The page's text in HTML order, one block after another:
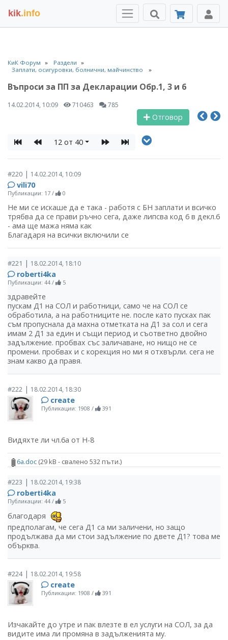
kik.info
КиК Форум
Раздели
Заплати, осигуровки, болнични, майчинство
Въпроси за ПП за Декларации Обр.1, 3 и 6
14.02.2014, 10:09 710463 785
Отговор
12 от 40
#220 | 14.02.2014, 10:09
vili70
Публикации: 17 / 0
Не ми се искаше да е така - работя с БН заплати и всичко
трябва да се прави ръчно сега, даже липсва код 6 в декл.6
- ама ще мажа няма как
Благадаря на всички включили се
#221 | 18.02.2014, 18:10
roberti4ka
Публикации: 44 / 5
здравейте
пускам Д1 на СОЛ и работници, само че на СОЛ се
обработила, а на работниците не. после като пусках пак
съм пропуснала да махна отметката на Д1 за сол и сега
имам 2 Д1 за един и същи период и съответно двойно
задължение. пробвах със заличаване, но нищо не се
промени. пробвах и с корекция но ми я отхвърли. сега не
знам какво да правя.
#222 | 18.02.2014, 18:30
create
Публикации: 1908 / 391
Видяхте ли чл.6а от Н-8
6а.doc (29 kB - свалено 532 пъти.)
#223 | 18.02.2014, 19:38
roberti4ka
Публикации: 44 / 5
благодаря
предполагам, че сега Д1 са ми заличени, но защо
продължава да ми стои задължение по двете Д1? това ме
обърква.
#224| 18.02.2014, 19:58
create
Публикации: 1908 / 391
Изчакайте до утре и пак влезте в ел услуги на СОЛ, за да
видите има ли промяна в задълженията му.